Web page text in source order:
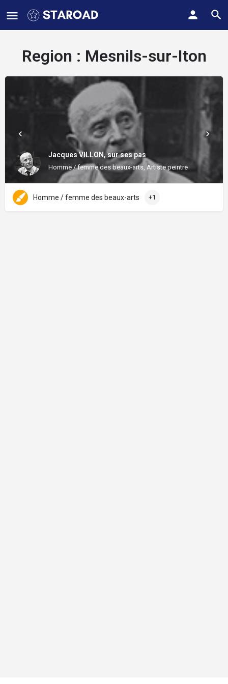
Region : Mesnils-sur-Iton
Jacques VILLON, sur ses pas
Homme / femme des beaux-arts, Artiste peintre
Homme / femme des beaux-arts +1